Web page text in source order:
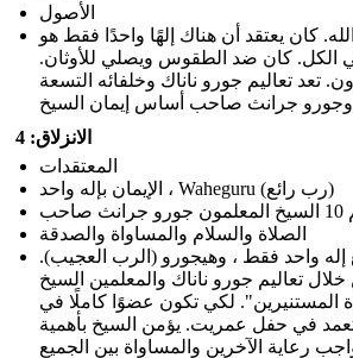
الأصول
كان يعتقد أن هناك إلهًا واحدًا فقط هو
الكل. كان ضد الطقوس ويصلي للأوثان.
تعد تعاليم جورو ناناك وخلفائه التسعة
الانزلاق: 4
المعتقدات
الإيمان بإله واحد ، Waheguru (رب رائع)
الصلاة والسلام والمساواة والصدقة
إله واحد فقط ، وهيجورو (الرب العجيب).
تعاليم جورو ناناك والمعلمين السيخ
المستنيرين". لكي تكون عضوًا كاملًا في
في حفل عمريت. يؤمن السيخ بأهمية